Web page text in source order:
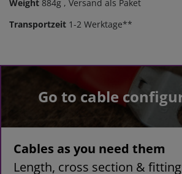
Weight 884g , Versand als Paket
Transportzeit 1-2 Werktage**
Go to cable
Cables as you need them
Length, cross section &